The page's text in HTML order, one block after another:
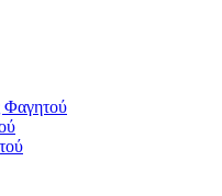
Φαγητού